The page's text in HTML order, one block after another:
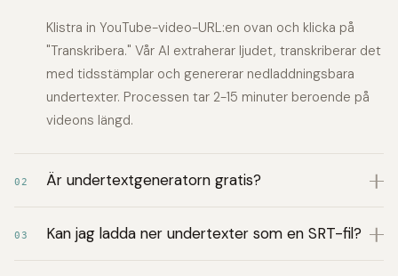
Klistra in YouTube-video-URL:en ovan och klicka på
"Transkribera." Vår AI extraherar ljudet, transkriberar det
med tidsstämplar och genererar nedladdningsbara
undertexter. Processen tar 2-15 minuter beroende på
videons längd.
02 Är undertextgeneratorn gratis?
03 Kan jag ladda ner undertexter som en SRT-fil?